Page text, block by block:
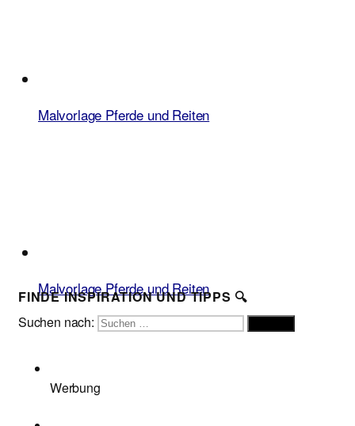
Malvorlage Pferde und Reiten
Malvorlage Pferde und Reiten
FINDE INSPIRATION UND TIPPS 🔍
Suchen nach:
Werbung